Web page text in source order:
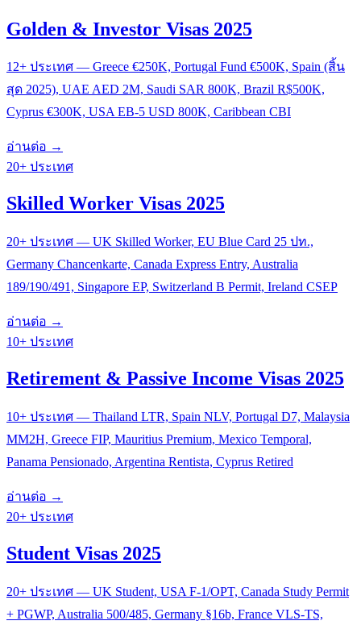
Golden & Investor Visas 2025
12+ ประเทศ — Greece €250K, Portugal Fund €500K, Spain (สิ้น
สุด 2025), UAE AED 2M, Saudi SAR 800K, Brazil R$500K,
Cyprus €300K, USA EB-5 USD 800K, Caribbean CBI
อ่านต่อ →
20+ ประเทศ
Skilled Worker Visas 2025
20+ ประเทศ — UK Skilled Worker, EU Blue Card 25 ปท.,
Germany Chancenkarte, Canada Express Entry, Australia
189/190/491, Singapore EP, Switzerland B Permit, Ireland CSEP
อ่านต่อ →
10+ ประเทศ
Retirement & Passive Income Visas 2025
10+ ประเทศ — Thailand LTR, Spain NLV, Portugal D7, Malaysia
MM2H, Greece FIP, Mauritius Premium, Mexico Temporal,
Panama Pensionado, Argentina Rentista, Cyprus Retired
อ่านต่อ →
20+ ประเทศ
Student Visas 2025
20+ ประเทศ — UK Student, USA F-1/OPT, Canada Study Permit
+ PGWP, Australia 500/485, Germany §16b, France VLS-TS,